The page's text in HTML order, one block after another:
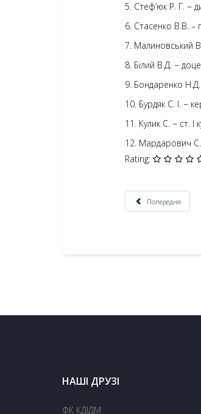
5. Стеф’юк Р. Г. −
6. Стасенко В.В. –
7. Малиновський
8. Білий В.Д. −
9. Бондаренко
10. Бурдяк С. І. −
11. Кулик С. − ст.
12. Мардарович С.
Rating:
Попередня
НАШІ ДРУЗІ
ФК КДІДМ